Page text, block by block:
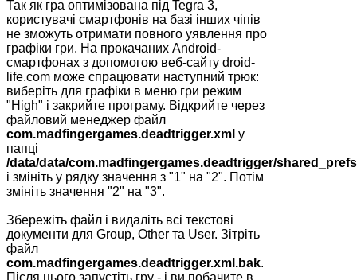
Так як гра оптимізована під Tegra 3,
користувачі смартфонів на базі інших чіпів
не зможуть отримати повного уявлення про
графіки гри. На прокачаних Android-
смартфонах з допомогою веб-сайту droid-
life.com може спрацювати наступний трюк:
виберіть для графіки в меню гри режим
"High" і закрийте програму. Відкрийте через
файловий менеджер файл
com.madfingergames.deadtrigger.xml у
папці
/data/data/com.madfingergames.deadtrigger/shared
prefs
і змініть у рядку значення з "1" на "2". Потім
змініть значення "2" на "3".
Збережіть файл і видаліть всі текстові
документи для Group, Other та User. Зітріть
файл
com.madfingergames.deadtrigger.xml .bak.
Після цього запустіть гру - і ви побачите в